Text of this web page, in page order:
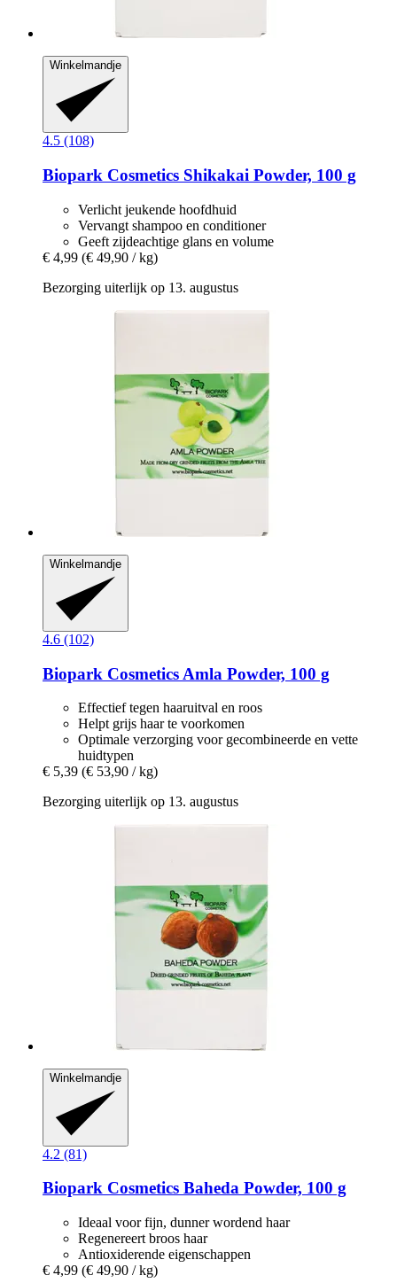
Winkelmandje
4.5 (108)
Biopark Cosmetics Shikakai Powder, 100 g
Verlicht jeukende hoofdhuid
Vervangt shampoo en conditioner
Geeft zijdeachtige glans en volume
€ 4,99 (€ 49,90 / kg)
Bezorging uiterlijk op 13. augustus
Winkelmandje
4.6 (102)
Biopark Cosmetics Amla Powder, 100 g
Effectief tegen haaruitval en roos
Helpt grijs haar te voorkomen
Optimale verzorging voor gecombineerde en vette
huidtypen
€ 5,39 (€ 53,90 / kg)
Bezorging uiterlijk op 13. augustus
Winkelmandje
4.2 (81)
Biopark Cosmetics Baheda Powder, 100 g
Ideaal voor fijn, dunner wordend haar
Regenereert broos haar
Antioxiderende eigenschappen
€ 4,99 (€ 49,90 / kg)